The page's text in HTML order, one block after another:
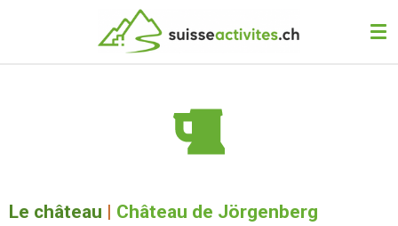
Le château | Château de Jörgenberg